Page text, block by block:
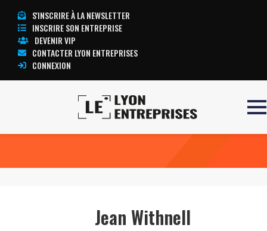
S'INSCRIRE À LA NEWSLETTER
INSCRIRE SON ENTREPRISE
DEVENIR VIP
CONTACTER LYON ENTREPRISES
CONNEXION
Jean Withnell